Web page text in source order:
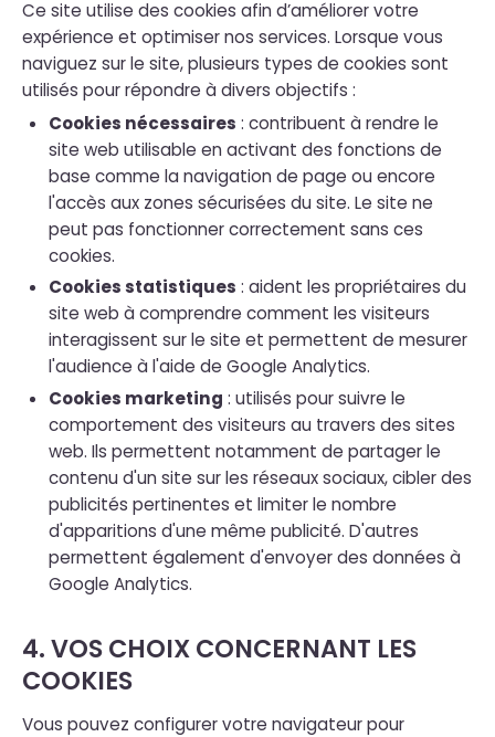
Ce site utilise des cookies afin d’améliorer votre
expérience et optimiser nos services. Lorsque vous
naviguez sur le site, plusieurs types de cookies sont
utilisés pour répondre à divers objectifs :
Cookies nécessaires : contribuent à rendre le
site web utilisable en activant des fonctions de
base comme la navigation de page ou encore
l'accès aux zones sécurisées du site. Le site ne
peut pas fonctionner correctement sans ces
cookies.
Cookies statistiques : aident les propriétaires du
site web à comprendre comment les visiteurs
interagissent sur le site et permettent de mesurer
l'audience à l'aide de Google Analytics.
Cookies marketing : utilisés pour suivre le
comportement des visiteurs au travers des sites
web. Ils permettent notamment de partager le
contenu d'un site sur les réseaux sociaux, cibler des
publicités pertinentes et limiter le nombre
d'apparitions d'une même publicité. D'autres
permettent également d'envoyer des données à
Google Analytics.
4. VOS CHOIX CONCERNANT LES
COOKIES
Vous pouvez configurer votre navigateur pour